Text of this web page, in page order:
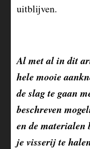
uitblijven.
Al met al in dit
hele mooie
de slag te gaan
beschreven
en de materialen
je visserij te